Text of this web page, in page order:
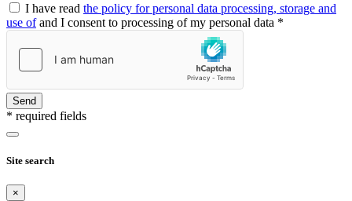
I have read the policy for personal data processing, storage and
use ofand I consent to processing of my personal data *
Send
* required fields
Site search
×